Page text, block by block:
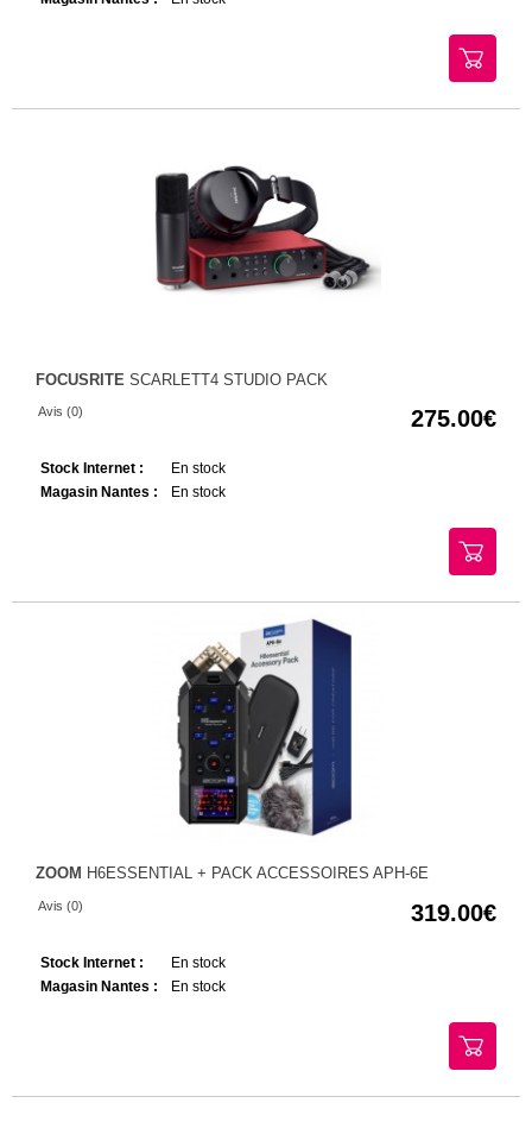
FOCUSRITE SCARLETT4 STUDIO PACK
Avis (0) 275.00
Stock Internet :
En stock
Magasin Nantes :
En stock
ZOOM H6ESSENTIAL + PACK ACCESSOIRES APH-6E
Avis (0) 319.00
Stock Internet :
En stock
Magasin Nantes :
En stock